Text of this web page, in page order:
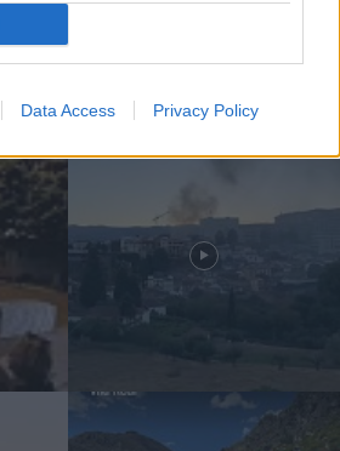
Data Access Privacy Policy